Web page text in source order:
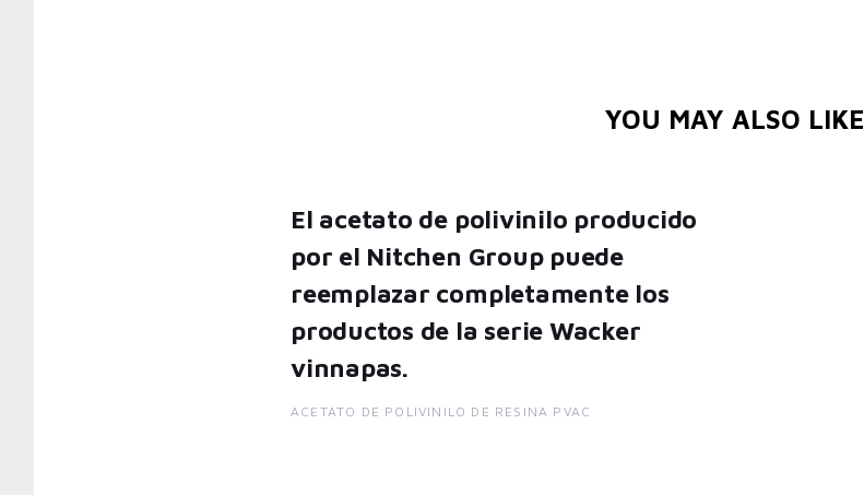
YOU MAY ALSO LIKE
El acetato de polivinilo producido
por el Nitchen Group puede
reemplazar completamente los
productos de la serie Wacker
vinnapas.
ACETATO DE POLIVINILO DE RESINA PVAC